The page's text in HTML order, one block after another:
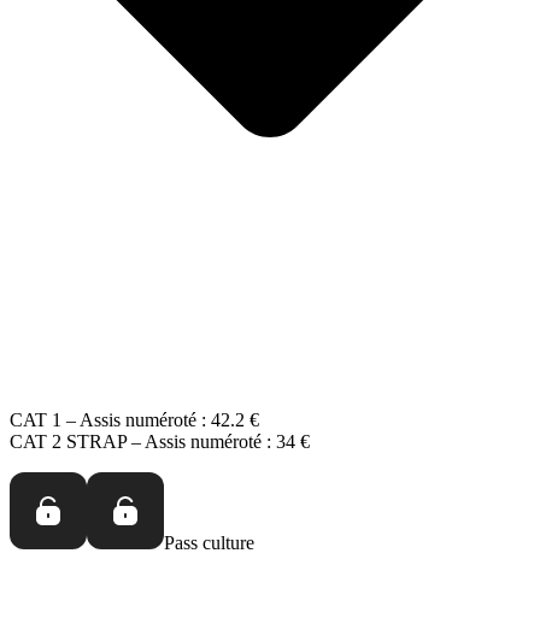
CAT 1 – Assis numéroté : 42.2 €
CAT 2 STRAP – Assis numéroté : 34 €
Pass culture